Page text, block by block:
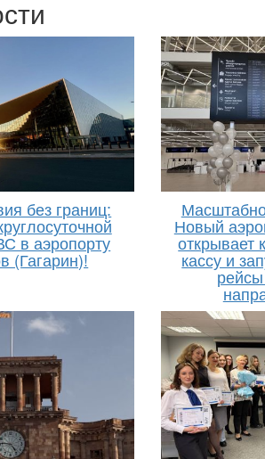
без границ:
в аэропорту
(Гагарин)!
Новый
открывает
кассу и